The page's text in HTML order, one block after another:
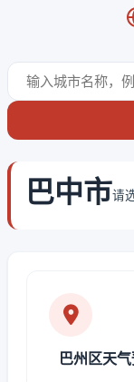
巴中市请
巴州区天